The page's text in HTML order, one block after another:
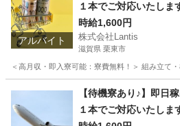
アルバイト
１本でご対応いたし
時給1,600円
株式会社Lantis
滋賀県 栗東市
＜高月収・即入寮可能：寮費無料！＞ 組み
工場 時給
【待機寮あり♪】即日
１本でご対応いたし